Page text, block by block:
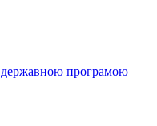
державною програмою